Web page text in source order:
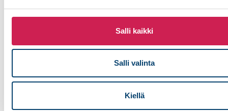
Salli kaikki
Salli valinta
Kiellä
tekniikan.
Lue lisää